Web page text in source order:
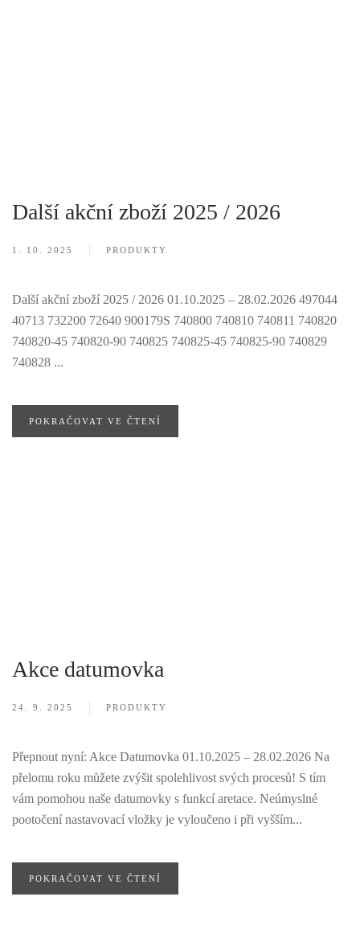
Další akční zboží 2025 / 2026
1. 10. 2025 PRODUKTY
Další akční zboží 2025 / 2026 01.10.2025 – 28.02.2026 497044
40713 732200 72640 900179S 740800 740810 740811 740820
740820-45 740820-90 740825 740825-45 740825-90 740829
740828 ...
POKRAČOVAT VE ČTENÍ
Akce datumovka
24. 9. 2025 PRODUKTY
Přepnout nyní: Akce Datumovka 01.10.2025 – 28.02.2026 Na
přelomu roku můžete zvýšit spolehlivost svých procesů! S tím
vám pomohou naše datumovky s funkcí aretace. Neúmyslné
pootočení nastavovací vložky je vyloučeno i při vyšším...
POKRAČOVAT VE ČTENÍ